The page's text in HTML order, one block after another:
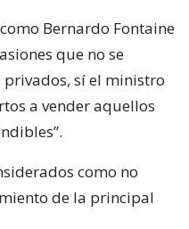
Bernardo Fontaine
que no se
privados, sí el ministro
a vender aquellos
como no
de la principal